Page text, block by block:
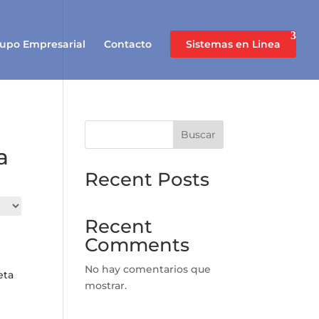
Empresarial Contacto Sistemas en Linea
Buscar
Recent Posts
Recent
Comments
No hay comentarios que
mostrar.